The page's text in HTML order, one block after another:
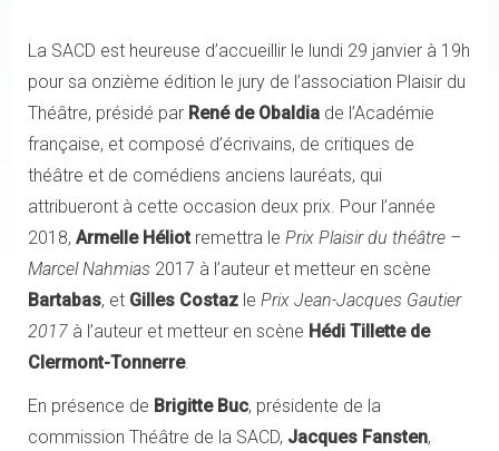
La SACD est heureuse d’accueillir le lundi 29 janvier à 19h
pour sa onzième édition le jury de l’association Plaisir du
Théâtre, présidé par René de Obaldia de l’Académie
française, et composé d’écrivains, de critiques de
théâtre et de comédiens anciens lauréats, qui
attribueront à cette occasion deux prix. Pour l’année
2018, Armelle Héliot remettra le Prix Plaisir du théâtre –
Marcel Nahmias 2017 à l’auteur et metteur en scène
Bartabas, et Gilles Costaz le Prix Jean-Jacques Gautier
2017 à l’auteur et metteur en scène Hédi Tillette de
Clermont-Tonnerre.
En présence de Brigitte Buc, présidente de la
commission Théâtre de la SACD, Jacques Fansten,